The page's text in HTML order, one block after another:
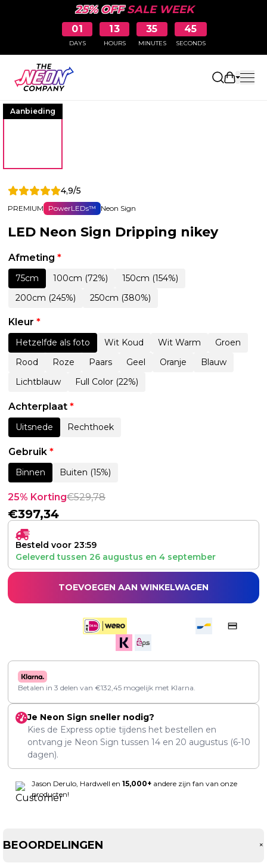
25% OFFSALE WEEK
01
DAYS
13
HOURS
35
MINUTES
45
SECONDS
Aanbieding
4,9/5
PREMIUM PowerLEDs™ Neon Sign
LED Neon Sign Dripping nikey
Afmeting *
75cm 100cm (72%)
150cm (154%)
200cm (245%)
250cm (380%)
Kleur *
Hetzelfde als foto Wit Koud Wit Warm
Groen
Rood
Roze Paars Geel Oranje
Blauw
Lichtblauw
Full Color (22%)
Achterplaat *
Uitsnede Rechthoek
Gebruik *
Binnen Buiten (15%)
25% Korting€529,78
€397,34
Besteld voor 23:59
Geleverd tussen 26 augustus en 4 september
TOEVOEGEN AAN WINKELWAGEN
Betalen in 3 delen van €132,45 mogelijk met Klarna.
Je Neon Sign sneller nodig?
Kies de Express optie tijdens het bestellen en
ontvang je Neon Sign tussen 14 en 20 augustus (6-10
dagen).
Jason Derulo, Hardwell en 15,000+ andere zijn fan van onze
producten!
BEOORDELINGEN +